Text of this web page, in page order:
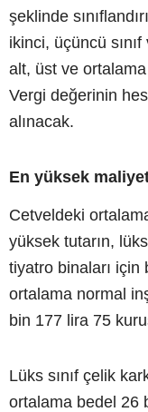
şeklinde
ikinci, üçüncü
alt, üst ve
Vergi değerinin
alınacak.
En yüksek
Cetveldeki
yüksek tutarın,
tiyatro binaları için
ortalama normal
bin 177 lira 75
Lüks sınıf çelik
ortalama bedel 26